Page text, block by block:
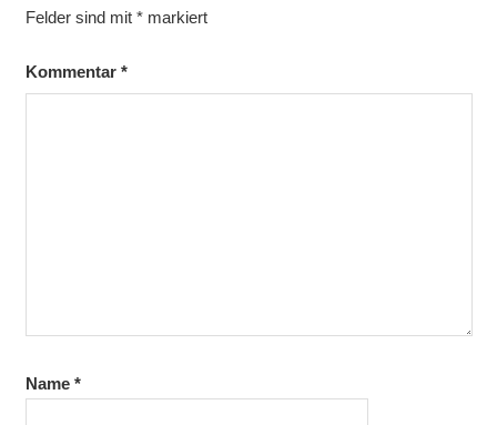
Felder sind mit *markiert
Kommentar *
Name *